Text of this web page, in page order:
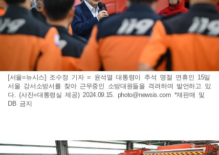
[서울=뉴시스] 조수정 기자 = 윤석열 대통령이 추석 명절 연휴인 15일
서울 강서소방서를 찾아 근무중인 소방대원들을 격려하며 발언하고 있
다. (사진=대통령실 제공) 2024.09.15. photo@newsis.com *재판매 및
DB 금지